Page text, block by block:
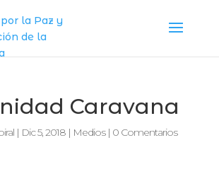
Caravana
| Dic 5, 2018| Medios| 0 Comentarios